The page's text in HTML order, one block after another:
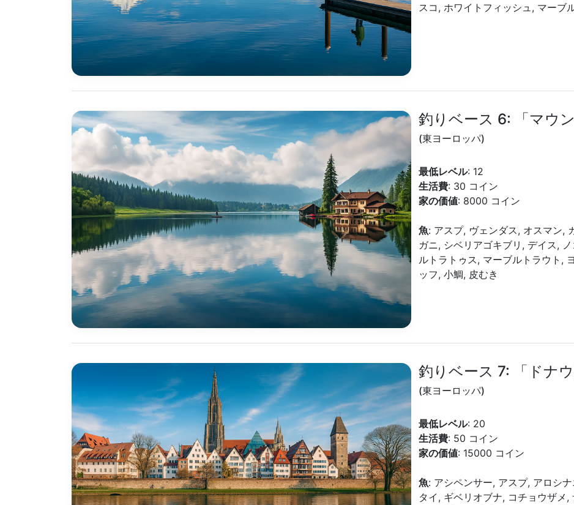
スコ, ホワイトフィッシュ, マーブ
釣りベース 6: 「マウ
(東ヨーロッパ)
最低レベル: 12
生活費: 30 コイン
家の価値: 8000 コイン
魚: アスプ, ヴェンダス, オスマン,
ガニ, シベリアゴキブリ, デイス,
ルトラトゥス, マーブルトラウト,
ッフ, 小鯛, 皮むき
釣りベース 7: 「ドナウ
(東ヨーロッパ)
最低レベル: 20
生活費: 50 コイン
家の価値: 15000 コイン
魚: アシペンサー, アスプ, アロシ
タイ, ギベリオブナ, コチョウザメ